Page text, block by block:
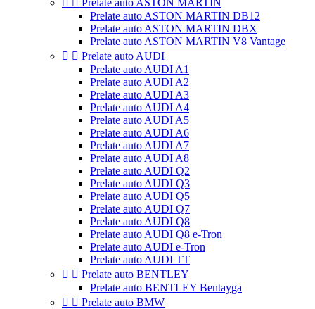
  Prelate auto ASTON MARTIN
Prelate auto ASTON MARTIN DB12
Prelate auto ASTON MARTIN DBX
Prelate auto ASTON MARTIN V8 Vantage
  Prelate auto AUDI
Prelate auto AUDI A1
Prelate auto AUDI A2
Prelate auto AUDI A3
Prelate auto AUDI A4
Prelate auto AUDI A5
Prelate auto AUDI A6
Prelate auto AUDI A7
Prelate auto AUDI A8
Prelate auto AUDI Q2
Prelate auto AUDI Q3
Prelate auto AUDI Q5
Prelate auto AUDI Q7
Prelate auto AUDI Q8
Prelate auto AUDI Q8 e-Tron
Prelate auto AUDI e-Tron
Prelate auto AUDI TT
  Prelate auto BENTLEY
Prelate auto BENTLEY Bentayga
  Prelate auto BMW